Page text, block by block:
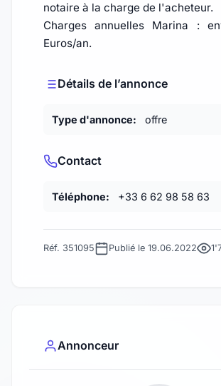
notaire à la charge de l'acheteur.
Charges annuelles Marina :
Euros/an.
Détails de l’annonce
Type d'annonce: offre
Contact
Téléphone: +33 6 62 98 58 63
Réf. 351095 Publié le 19.06.2022
Annonceur